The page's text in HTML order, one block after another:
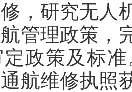
，研究无人
管理政策，
政策及标
航维修执照